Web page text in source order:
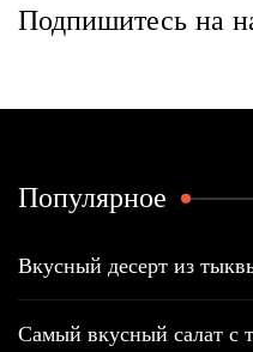
Подпишитесь на
Популярное
Вкусный десерт из
Самый вкусный салат с